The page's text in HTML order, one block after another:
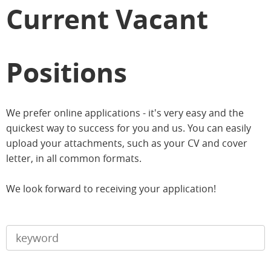
Current Vacant
Positions
We prefer online applications - it's very easy and the
quickest way to success for you and us. You can easily
upload your attachments, such as your CV and cover
letter, in all common formats.
We look forward to receiving your application!